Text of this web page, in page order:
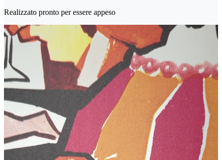
Realizzato pronto per essere appeso